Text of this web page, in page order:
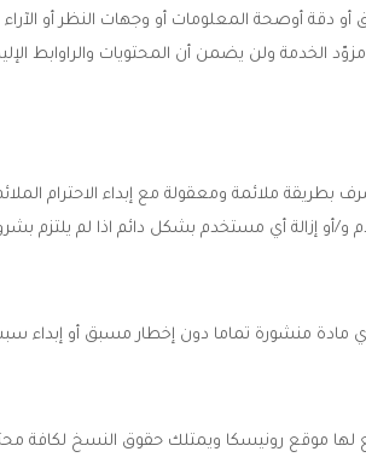
أوصحة المعلومات أو وجهات النظر أو الآراء
الخدمة ولن يضمن أن المحتويات والراوابط
ملائمة ومعقولة مع إبداء الاحترام
إزالة أي مستخدم بشكل دائم اذا لم يلتزم
أي مادة منشورة تماما دون إخطار مسبق أو إبداء
لها موقع رونيسكا ويمتلك حقوق النسخ لكافة